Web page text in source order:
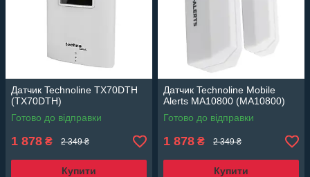
Датчик Technoline TX70DTH
(TX70DTH)
Готово до відправки
1 878 ₴ 2 349 ₴
Купити
Датчик Technoline Mobile
Alerts MA10800 (MA10800)
Готово до відправки
1 878 ₴ 2 349 ₴
Купити